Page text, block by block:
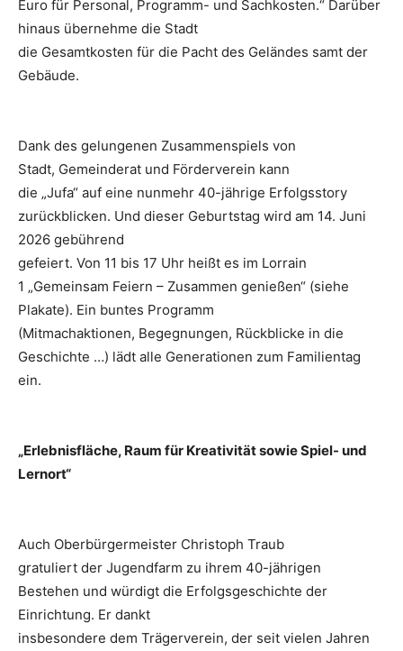
Euro für Personal, Programm- und Sachkosten.“ Darüber
hinaus übernehme die Stadt
die Gesamtkosten für die Pacht des Geländes samt der
Gebäude.
Dank des gelungenen Zusammenspiels von
Stadt, Gemeinderat und Förderverein kann
die „Jufa“ auf eine nunmehr 40-jährige Erfolgsstory
zurückblicken. Und dieser Geburtstag wird am 14. Juni
2026 gebührend
gefeiert. Von 11 bis 17 Uhr heißt es im Lorrain
1 „Gemeinsam Feiern – Zusammen genießen“ (siehe
Plakate). Ein buntes Programm
(Mitmachaktionen, Begegnungen, Rückblicke in die
Geschichte …) lädt alle Generationen zum Familientag
ein.
„Erlebnisfläche, Raum für Kreativität sowie Spiel- und
Lernort“
Auch Oberbürgermeister Christoph Traub
gratuliert der Jugendfarm zu ihrem 40-jährigen
Bestehen und würdigt die Erfolgsgeschichte der
Einrichtung. Er dankt
insbesondere dem Trägerverein, der seit vielen Jahren